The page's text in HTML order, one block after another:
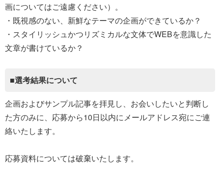
画についてはご遠慮ください）。
・既視感のない、新鮮なテーマの企画ができているか？
・スタイリッシュかつリズミカルな文体でWEBを意識した
文章が書けているか？
■選考結果について
企画およびサンプル記事を拝見し、お会いしたいと判断し
た方のみに、応募から10日以内にメールアドレス宛にご連
絡いたします。
応募資料については破棄いたします。